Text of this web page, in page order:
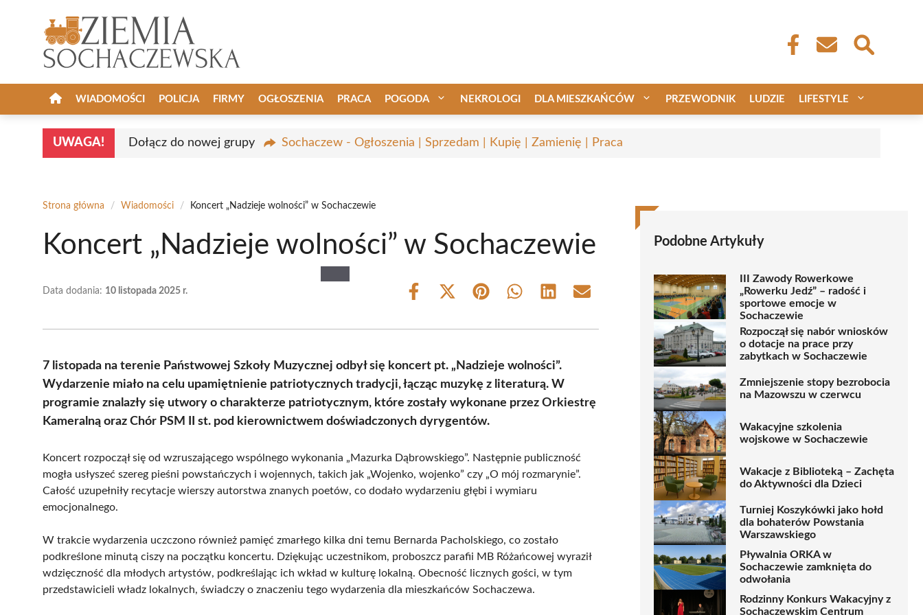
WIADOMOŚCI POLICJA FIRMY OGŁOSZENIA PRACA POGODA NEKROLOGI DLA MIESZKAŃCÓW PRZEWODNIK LUDZIE LIFESTYLE
UWAGA! Dołącz do nowej grupy Sochaczew - Ogłoszenia | Sprzedam | Kupię | Zamienię | Praca
Strona główna / Wiadomości / Koncert „Nadzieje wolności” w Sochaczewie
Koncert „Nadzieje wolności” w Sochaczewie
Data dodania: 10 listopada 2025 r.
Share
Share
(Twitter)
Share Share Share Share
7 listopada na terenie Państwowej Szkoły Muzycznej odbył się koncert pt. „Nadzieje wolności”.
Wydarzenie miało na celu upamiętnienie patriotycznych tradycji, łącząc muzykę z literaturą. W
programie znalazły się utwory o charakterze patriotycznym, które zostały wykonane przez Orkiestrę
Kameralną oraz Chór PSM II st. pod kierownictwem doświadczonych dyrygentów.
Koncert rozpoczął się od wzruszającego wspólnego wykonania „Mazurka Dąbrowskiego”. Następnie publiczność
mogła usłyszeć szereg pieśni powstańczych i wojennych, takich jak „Wojenko, wojenko” czy „O mój rozmarynie”.
Całość uzupełniły recytacje wierszy autorstwa znanych poetów, co dodało wydarzeniu głębi i wymiaru
emocjonalnego.
W trakcie wydarzenia uczczono również pamięć zmarłego kilka dni temu Bernarda Pacholskiego, co zostało
podkreślone minutą ciszy na początku koncertu. Dziękując uczestnikom, proboszcz parafii MB Różańcowej wyraził
wdzięczność dla młodych artystów, podkreślając ich wkład w kulturę lokalną. Obecność licznych gości, w tym
przedstawicieli władz lokalnych, świadczy o znaczeniu tego wydarzenia dla mieszkańców Sochaczewa.
Podobne Artykuły
III Zawody Rowerkowe
„Rowerku Jedź” – radość i
sportowe emocje w
Sochaczewie
Rozpoczął się nabór wniosków
o dotacje na prace przy
zabytkach w Sochaczewie
Zmniejszenie stopy bezrobocia
na Mazowszu w czerwcu
Wakacyjne szkolenia
wojskowe w Sochaczewie
Wakacje z Biblioteką – Zachęta
do Aktywności dla Dzieci
Turniej Koszykówki jako hołd
dla bohaterów Powstania
Warszawskiego
Pływalnia ORKA w
Sochaczewie zamknięta do
odwołania
Rodzinny Konkurs Wakacyjny z
Sochaczewskim Centrum